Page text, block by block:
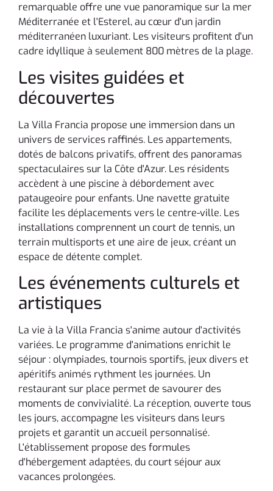
remarquable offre une vue panoramique sur la mer
Méditerranée et l'Esterel, au cœur d'un jardin
méditerranéen luxuriant. Les visiteurs profitent d'un
cadre idyllique à seulement 800 mètres de la plage.
Les visites guidées et
découvertes
La Villa Francia propose une immersion dans un
univers de services raffinés. Les appartements,
dotés de balcons privatifs, offrent des panoramas
spectaculaires sur la Côte d'Azur. Les résidents
accèdent à une piscine à débordement avec
pataugeoire pour enfants. Une navette gratuite
facilite les déplacements vers le centre-ville. Les
installations comprennent un court de tennis, un
terrain multisports et une aire de jeux, créant un
espace de détente complet.
Les événements culturels et
artistiques
La vie à la Villa Francia s'anime autour d'activités
variées. Le programme d'animations enrichit le
séjour : olympiades, tournois sportifs, jeux divers et
apéritifs animés rythment les journées. Un
restaurant sur place permet de savourer des
moments de convivialité. La réception, ouverte tous
les jours, accompagne les visiteurs dans leurs
projets et garantit un accueil personnalisé.
L'établissement propose des formules
d'hébergement adaptées, du court séjour aux
vacances prolongées.